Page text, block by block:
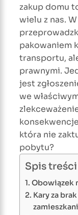
zakup domu
wielu z nas.
pakowaniem
transportu,
prawnymi.
jest
we
która nie
pobytu?
Spis treści
Obowiązek
Kary za